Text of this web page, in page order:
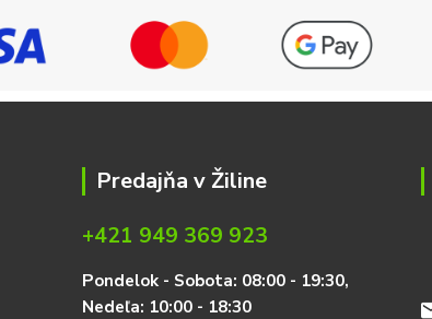
Predajňa v Žiline
+421 949 369 923
Pondelok - Sobota: 08:00 - 19:30,
Nedeľa: 10:00 - 18:30